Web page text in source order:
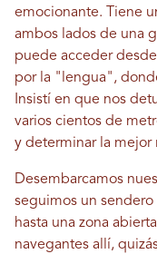
emocionante. Tiene
ambos lados de una
puede acceder
por la "lengua",
Insistí en que nos
varios cientos de
y determinar la mejor
Desembarcamos
seguimos un
hasta una zona
navegantes allí,